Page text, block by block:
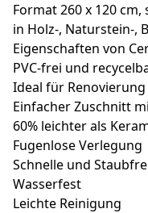
Format 260 x 120
in Holz-, Naturstein-,
Eigenschaften von
PVC-frei und
Ideal für Renovierung
Einfacher Zuschnitt
60% leichter als
Fugenlose Verlegung
Schnelle und
Wasserfest
Leichte Reinigung